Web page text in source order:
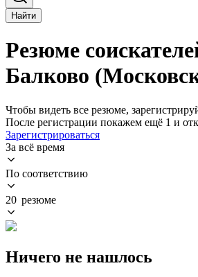
Найти
Резюме
Балково
Чтобы видеть все резюме,
После регистрации покажем ещё 1 и
Зарегистрироваться
За всё время
По соответствию
20 резюме
Ничего не нашлось